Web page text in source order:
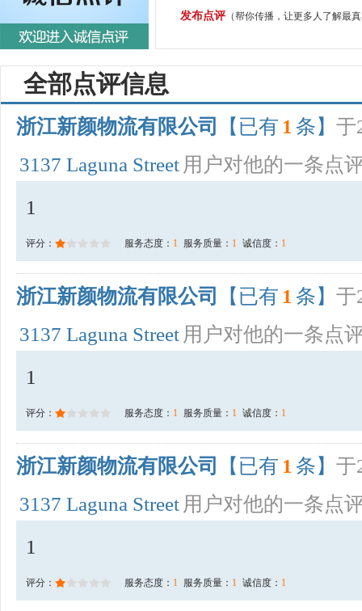
发布点评（帮你传播，让更多人了解最
全部点评信息
浙江新颜物流有限公司 【已有 1 条】 于
3137 Laguna Street 用户对他的一条点
1
评分： 服务态度： 1 服务质量： 1 诚信度： 1
浙江新颜物流有限公司 【已有 1 条】 于
3137 Laguna Street 用户对他的一条点
1
评分： 服务态度： 1 服务质量： 1 诚信度： 1
浙江新颜物流有限公司 【已有 1 条】 于
3137 Laguna Street 用户对他的一条点
1
评分： 服务态度： 1 服务质量： 1 诚信度： 1